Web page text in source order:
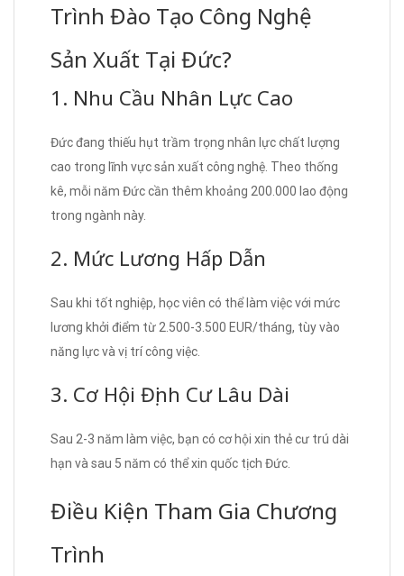
Trình Đào Tạo Công Nghệ
Sản Xuất Tại Đức?
1. Nhu Cầu Nhân Lực Cao
Đức đang thiếu hụt trầm trọng nhân lực chất lượng
cao trong lĩnh vực sản xuất công nghệ. Theo thống
kê, mỗi năm Đức cần thêm khoảng 200.000 lao động
trong ngành này.
2. Mức Lương Hấp Dẫn
Sau khi tốt nghiệp, học viên có thể làm việc với mức
lương khởi điểm từ 2.500-3.500 EUR/tháng, tùy vào
năng lực và vị trí công việc.
3. Cơ Hội Định Cư Lâu Dài
Sau 2-3 năm làm việc, bạn có cơ hội xin thẻ cư trú dài
hạn và sau 5 năm có thể xin quốc tịch Đức.
Điều Kiện Tham Gia Chương
Trình